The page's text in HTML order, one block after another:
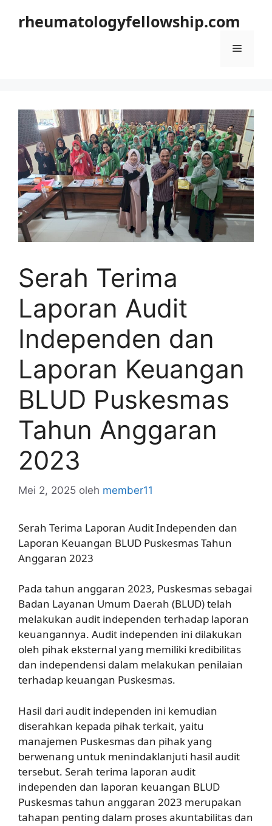
rheumatologyfellowship.com
Menu
Serah Terima
Laporan Audit
Independen dan
Laporan Keuangan
BLUD Puskesmas
Tahun Anggaran
2023
Mei 2, 2025 oleh member11
Serah Terima Laporan Audit Independen dan
Laporan Keuangan BLUD Puskesmas Tahun
Anggaran 2023
Pada tahun anggaran 2023, Puskesmas sebagai
Badan Layanan Umum Daerah (BLUD) telah
melakukan audit independen terhadap laporan
keuangannya. Audit independen ini dilakukan
oleh pihak eksternal yang memiliki kredibilitas
dan independensi dalam melakukan penilaian
terhadap keuangan Puskesmas.
Hasil dari audit independen ini kemudian
diserahkan kepada pihak terkait, yaitu
manajemen Puskesmas dan pihak yang
berwenang untuk menindaklanjuti hasil audit
tersebut. Serah terima laporan audit
independen dan laporan keuangan BLUD
Puskesmas tahun anggaran 2023 merupakan
tahapan penting dalam proses akuntabilitas dan